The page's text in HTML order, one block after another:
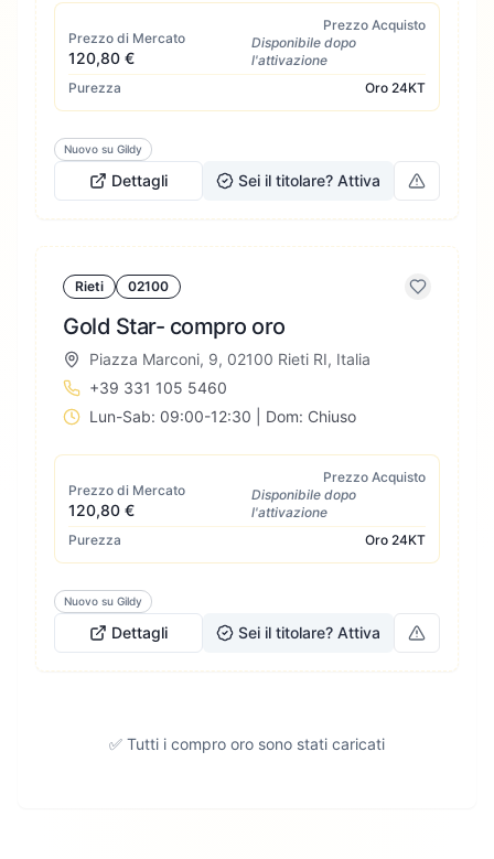
Prezzo di Mercato
120,80 €
Prezzo Acquisto
Disponibile dopo
l'attivazione
Purezza
Oro 24KT
Nuovo su Gildy
Dettagli Sei il titolare? Attiva
Rieti 02100
Gold Star- compro oro
Piazza Marconi, 9, 02100 Rieti RI, Italia
+39 331 105 5460
Lun-Sab: 09:00-12:30 | Dom: Chiuso
Prezzo di Mercato
120,80 €
Prezzo Acquisto
Disponibile dopo
l'attivazione
Purezza
Oro 24KT
Nuovo su Gildy
Dettagli Sei il titolare? Attiva
✅ Tutti i compro oro sono stati caricati